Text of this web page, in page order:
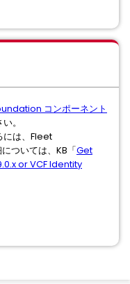
コンポーネント
。
には、Fleet
ついては、KB「Get
or VCF Identity